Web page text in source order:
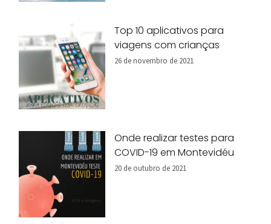
Top 10 aplicativos para
viagens com crianças
26 de novembro de 2021
Onde realizar testes para
COVID-19 em Montevidéu
20 de outubro de 2021